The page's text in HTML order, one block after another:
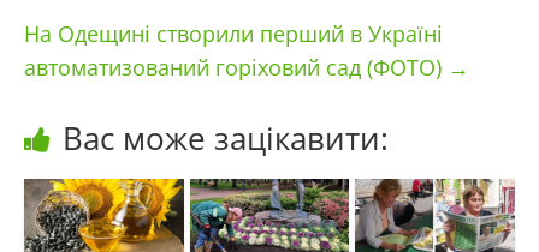
На Одещині створили перший в Україні
автоматизований горіховий сад (ФОТО) →
Вас може зацікавити: